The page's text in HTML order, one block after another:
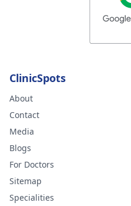
ClinicSpots
About
Contact
Media
Blogs
For Doctors
Sitemap
Specialities